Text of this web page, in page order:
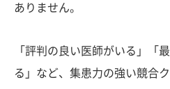
ありません。
「評判の良い医師がいる」「
る」など、集患力の強い競合